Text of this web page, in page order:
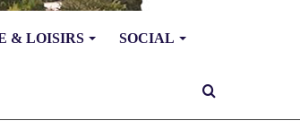
& LOISIRS SOCIAL